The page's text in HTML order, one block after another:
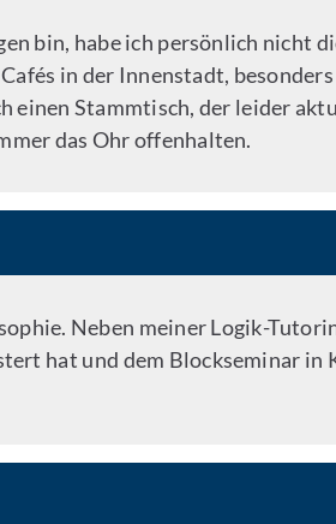
bin, habe ich persönlich nicht
in der Innenstadt,
einen Stammtisch, der leider
das Ohr offenhalten.
Neben meiner Logik-
hat und dem Blockseminar